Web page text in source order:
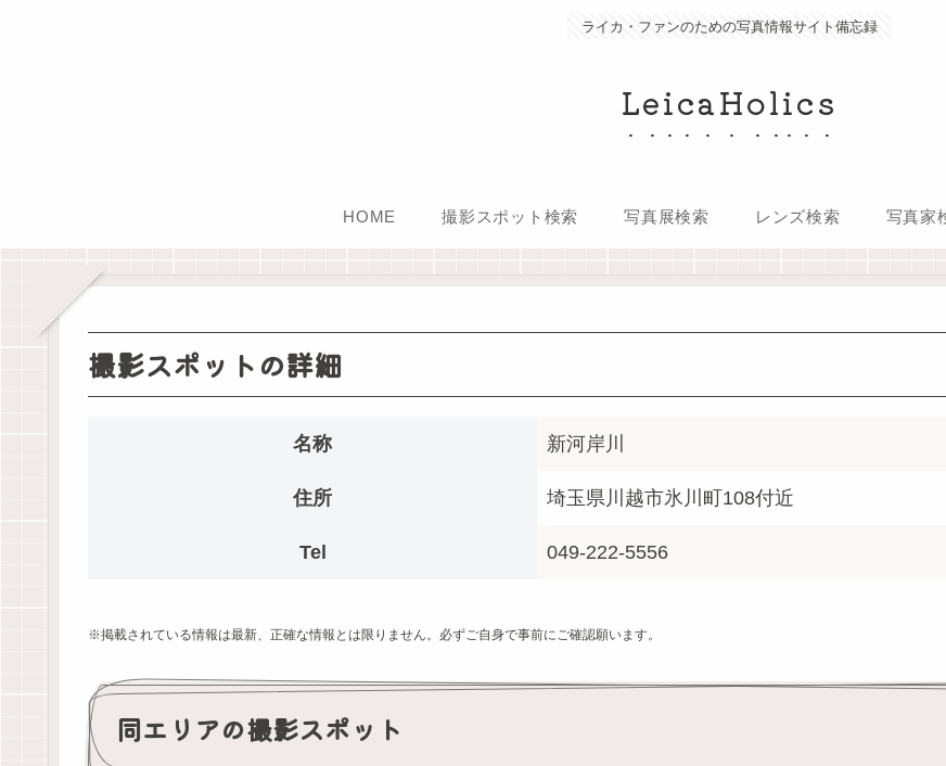
ライカ・ファンのための写真情報サイト備忘録
LeicaHolics
HOME 撮影スポット検索 写真展検索 レンズ検索 写真家
撮影スポットの詳細
名称 新河岸川
住所 埼玉県川越市氷川町108付近
Tel 049-222-5556
※掲載されている情報は最新、正確な情報とは限りません。必ずご自身で事前にご確認願います。
同エリアの撮影スポット